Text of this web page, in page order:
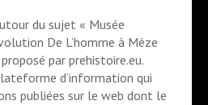
du sujet « Musée
De L’homme à Mèze
par prehistoire.eu.
d’information qui
publiées sur le web dont le